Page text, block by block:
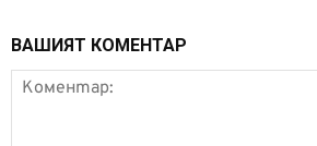
ВАШИЯТ КОМЕНТАР